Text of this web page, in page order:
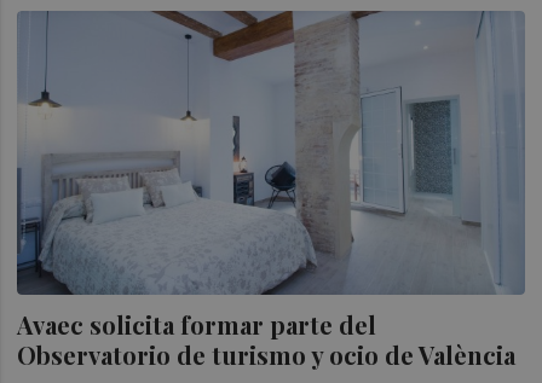
Avaec solicita formar parte del
Observatorio de turismo y ocio de València